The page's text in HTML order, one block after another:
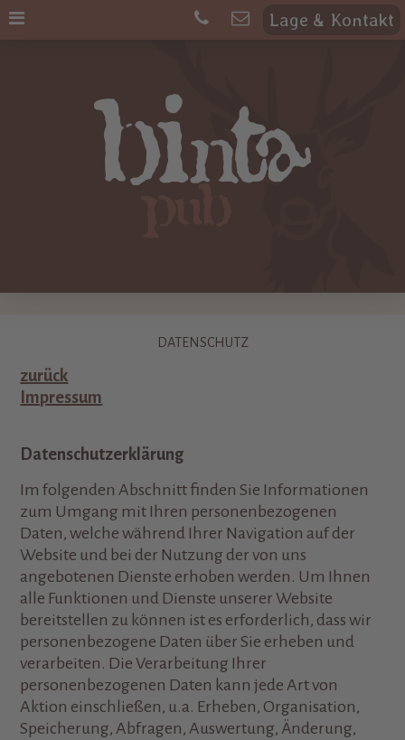
Lage & Kontakt
DATENSCHUTZ
zurück
Impressum
Datenschutzerklärung
Im folgenden Abschnitt finden Sie Informationen
zum Umgang mit Ihren personenbezogenen
Daten, welche während Ihrer Navigation auf der
Website und bei der Nutzung der von uns
angebotenen Dienste erhoben werden. Um Ihnen
alle Funktionen und Dienste unserer Website
bereitstellen zu können ist es erforderlich, dass wir
personenbezogene Daten über Sie erheben und
verarbeiten. Die Verarbeitung Ihrer
personenbezogenen Daten kann jede Art von
Aktion einschließen, u.a. Erheben, Organisation,
Speicherung, Abfragen, Auswertung, Änderung,